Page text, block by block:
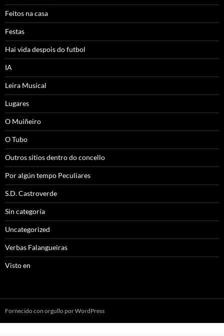
Feitos na casa
Festas
Hai vida despois do futbol
IA
Leira Musical
Lugares
O Muiñeiro
O Tubo
Outros sitios dentro do concello
Por algún tempo Peculiares
S.D. Castroverde
Sin categoría
Uncategorized
Verbas Falangueiras
Visto en
Fornecido con orgullo por WordPress